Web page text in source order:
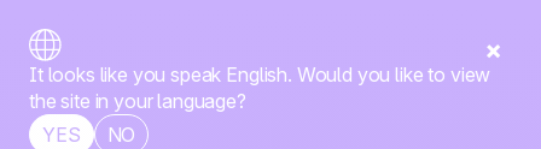
It looks like you speak English. Would you like to view
the site in your language?
YES
NO